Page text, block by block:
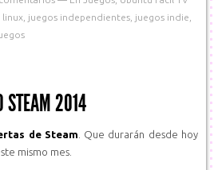
linux juegos independientes juegos indie
STEAM 2014
de Steam . Que durarán desde hoy
mismo mes.